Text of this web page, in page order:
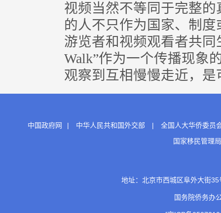
视频当然不等同于完整
的人不只作为国家、制
游览者和视频观看者共同
Walk”作为一个传播现象
观察到互相慢慢走近，是
中国政府网 | 中华人民共和国外交部 |
全国人大华侨委员
国家移民管理局
地址：北京市西城区阜外大街
国务院侨务